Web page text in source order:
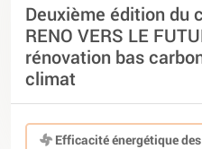
Deuxième édition du
RENO VERS LE
rénovation bas
climat
Efficacité énergétique